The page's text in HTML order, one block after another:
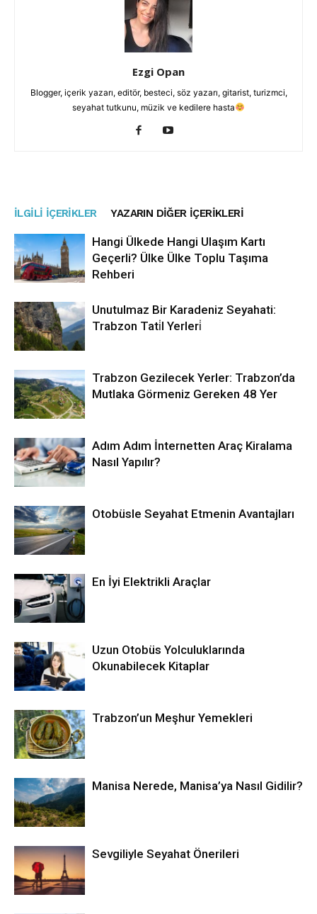
Ezgi Opan
Blogger, içerik yazarı, editör, besteci, söz yazarı, gitarist, turizmci,
seyahat tutkunu, müzik ve kedilere hasta
İLGILI İÇERIKLER YAZARIN DIĞER İÇERIKLERI
Hangi Ülkede Hangi Ulaşım Kartı
Geçerli? Ülke Ülke Toplu Taşıma
Rehberi
Unutulmaz Bir Karadeniz Seyahati:
Trabzon Tati̇l Yerleri̇
Trabzon Gezilecek Yerler: Trabzon’da
Mutlaka Görmeniz Gereken 48 Yer
Adım Adım İnternetten Araç Kiralama
Nasıl Yapılır?
Otobüsle Seyahat Etmenin Avantajları
En İyi Elektrikli Araçlar
Uzun Otobüs Yolculuklarında
Okunabilecek Kitaplar
Trabzon’un Meşhur Yemekleri
Manisa Nerede, Manisa’ya Nasıl Gidilir?
Sevgiliyle Seyahat Önerileri